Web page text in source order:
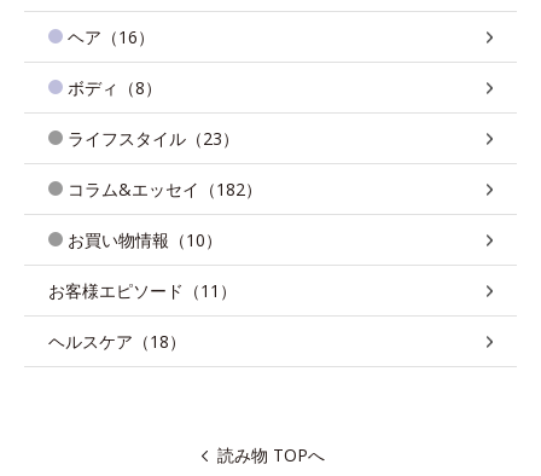
ヘア（16）
ボディ（8）
ライフスタイル（23）
コラム&エッセイ（182）
お買い物情報（10）
お客様エピソード（11）
ヘルスケア（18）
読み物 TOPへ